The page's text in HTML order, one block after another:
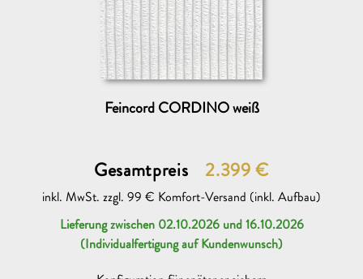
Beratungsgespräch mit einem søfa.com Experten
Ich möchte dazu heute oder am folgenden Werktag (Mo bis
Feincord CORDINO weiß
Gesamtpreis 2.399€
inkl. MwSt. zzgl. 99 € Komfort-Versand (inkl. Aufbau)
Lieferung zwischen 02.10.2026 und 16.10.2026
(Individualfertigung auf Kundenwunsch)